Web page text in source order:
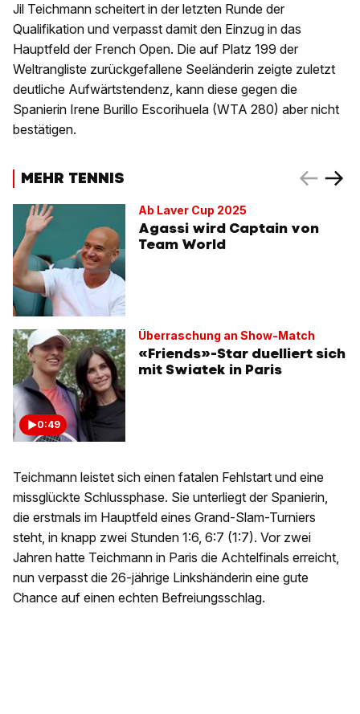
Jil Teichmann scheitert in der letzten Runde der
Qualifikation und verpasst damit den Einzug in das
Hauptfeld der French Open. Die auf Platz 199 der
Weltrangliste zurückgefallene Seeländerin zeigte zuletzt
deutliche Aufwärtstendenz, kann diese gegen die
Spanierin Irene Burillo Escorihuela (WTA 280) aber nicht
bestätigen.
MEHR TENNIS
Ab Laver Cup 2025
Agassi wird Captain von
Team World
0:49
Überraschung an Show-Match
«Friends»-Star duelliert sich
mit Swiatek in Paris
Teichmann leistet sich einen fatalen Fehlstart und eine
missglückte Schlussphase. Sie unterliegt der Spanierin,
die erstmals im Hauptfeld eines Grand-Slam-Turniers
steht, in knapp zwei Stunden 1:6, 6:7 (1:7). Vor zwei
Jahren hatte Teichmann in Paris die Achtelfinals erreicht,
nun verpasst die 26-jährige Linkshänderin eine gute
Chance auf einen echten Befreiungsschlag.